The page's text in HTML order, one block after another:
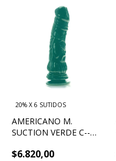
AMERICANO M.
SUCTION VERDE C--
$6.820,00
20% X 6 SUTIDOS